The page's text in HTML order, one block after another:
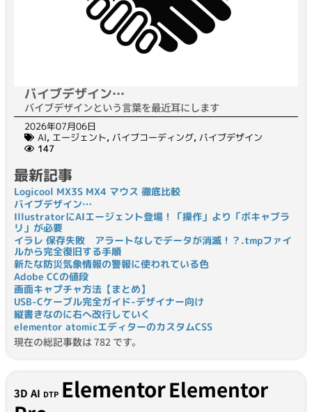
バイブデザイン…
バイブデザインという言葉を最近耳にします
2026年07月06日
AI, エージェント, バイブコーディング, バイブデザイン
147
最新記事
Logicool MX3S MX4 マウス 徹底比較
バイブデザイン…
IllustratorにAIエージェント登場！「操作」より「ボキャブラ
リ」が必要
イラレ 保存失敗 アラートなしでデータが消滅！？.tmpファイ
ルから完全復旧する手順
新たな防災気象情報の警報に使われている色
Adobe CCの値段
画面キャプチャ方法【まとめ】
USB-Cケーブル完全ガイド-デザイナー向け
縦書きなのに右へ改行していく
elementor atomicエディターのカスタムCSS
現在の総記事数は 782 です。
3D AI DTP ElementorElementor